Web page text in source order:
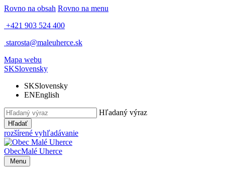
Rovno na obsah Rovno na menu
+421 903 524 400
starosta@maleuherce.sk
Mapa webu
SKSlovensky
SKSlovensky
ENEnglish
Hľadaný výraz
Hľadať
rozšírené vyhľadávanie
ObecMalé Uherce
Menu